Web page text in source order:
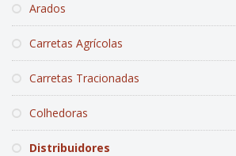
Arados
Carretas Agrícolas
Carretas Tracionadas
Colhedoras
Distribuidores